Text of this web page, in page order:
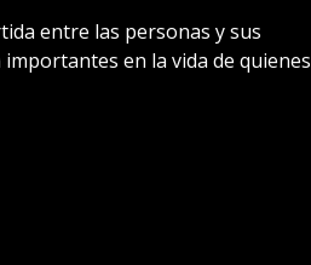
entre las personas y sus
en la vida de quienes